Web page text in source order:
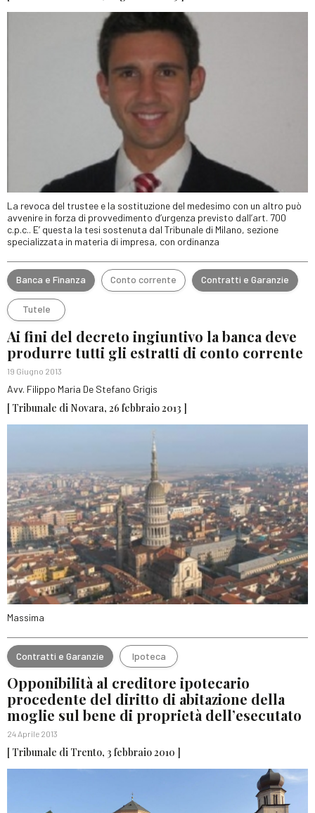
La revoca del trustee e la sostituzione del medesimo con un altro può
avvenire in forza di provvedimento d’urgenza previsto dall’art. 700
c.p.c.. E’ questa la tesi sostenuta dal Tribunale di Milano, sezione
specializzata in materia di impresa, con ordinanza
Banca e Finanza Conto corrente Contratti e Garanzie
Tutele
Ai fini del decreto ingiuntivo la banca deve
produrre tutti gli estratti di conto corrente
19 Giugno 2013
Avv. Filippo Maria De Stefano Grigis
[ Tribunale di Novara, 26 febbraio 2013 ]
Massima
Contratti e Garanzie Ipoteca
Opponibilità al creditore ipotecario
procedente del diritto di abitazione della
moglie sul bene di proprietà dell’esecutato
24 Aprile 2013
[ Tribunale di Trento, 3 febbraio 2010 ]